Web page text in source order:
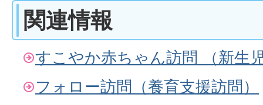
関連情報
すこやか赤ちゃん訪問 （新生
フォロー訪問（養育支援訪問）